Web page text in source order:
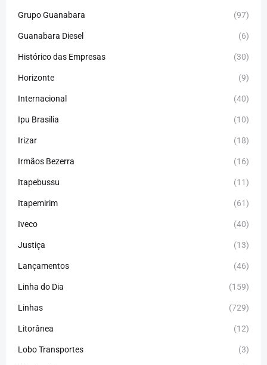
Grupo Guanabara (97)
Guanabara Diesel (6)
Histórico das Empresas (30)
Horizonte (9)
Internacional (40)
Ipu Brasilia (10)
Irizar (18)
Irmãos Bezerra (16)
Itapebussu (11)
Itapemirim (61)
Iveco (40)
Justiça (13)
Lançamentos (46)
Linha do Dia (159)
Linhas (729)
Litorânea (12)
Lobo Transportes (3)